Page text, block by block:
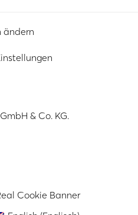
ändern
& Co. KG.
Cookie Banner